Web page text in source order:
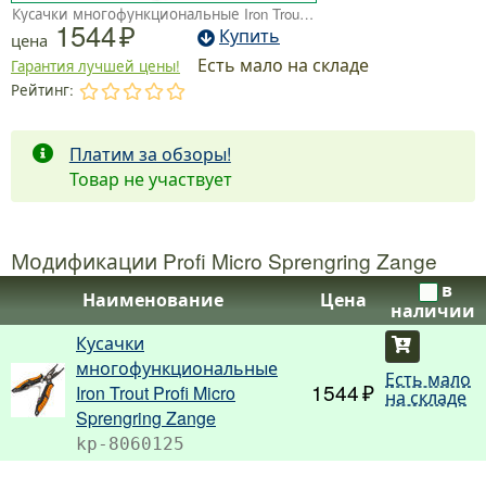
Кусачки многофункциональные Iron Trout Profi Micro Sprengring Zange
цена 1544
Гарантия лучшей цены!
Купить
Есть мало на складе
Рейтинг:
Платим за обзоры!
Товар не участвует
Модификации Profi Micro Sprengring Zange
Наименование Цена
в
наличии
Кусачки
многофункциональные
Iron Trout Profi Micro
Sprengring Zange
kp-8060125
1544 Есть мало
на складе